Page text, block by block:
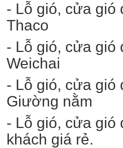
- Lỗ gió, cửa gió
Thaco
- Lỗ gió, cửa gió
Weichai
- Lỗ gió, cửa gió
Giường nằm
- Lỗ gió, cửa gió
khách giá rẻ.